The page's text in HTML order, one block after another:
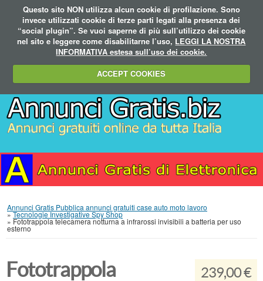
Questo sito NON utilizza alcun cookie di profilazione. Sono
invece utilizzati cookie di terze parti legati alla presenza dei
“social plugin”. Se vuoi saperne di più sull’utilizzo dei cookie
nel sito e leggere come disabilitarne l’uso, LEGGI LA NOSTRA
INFORMATIVA estesa sull’uso dei cookie.
ACCEPT COOKIES
Annunci Gratis Pubblica annunci gratuiti case auto moto lavoro
»Tecnologie Investigative Spy Shop
» Fototrappola telecamera notturna a infrarossi invisibili a batteria per uso
esterno
239,00 €
Fototrappola